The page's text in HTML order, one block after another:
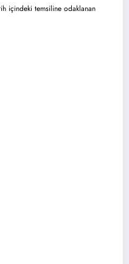
içindeki temsiline odaklanan